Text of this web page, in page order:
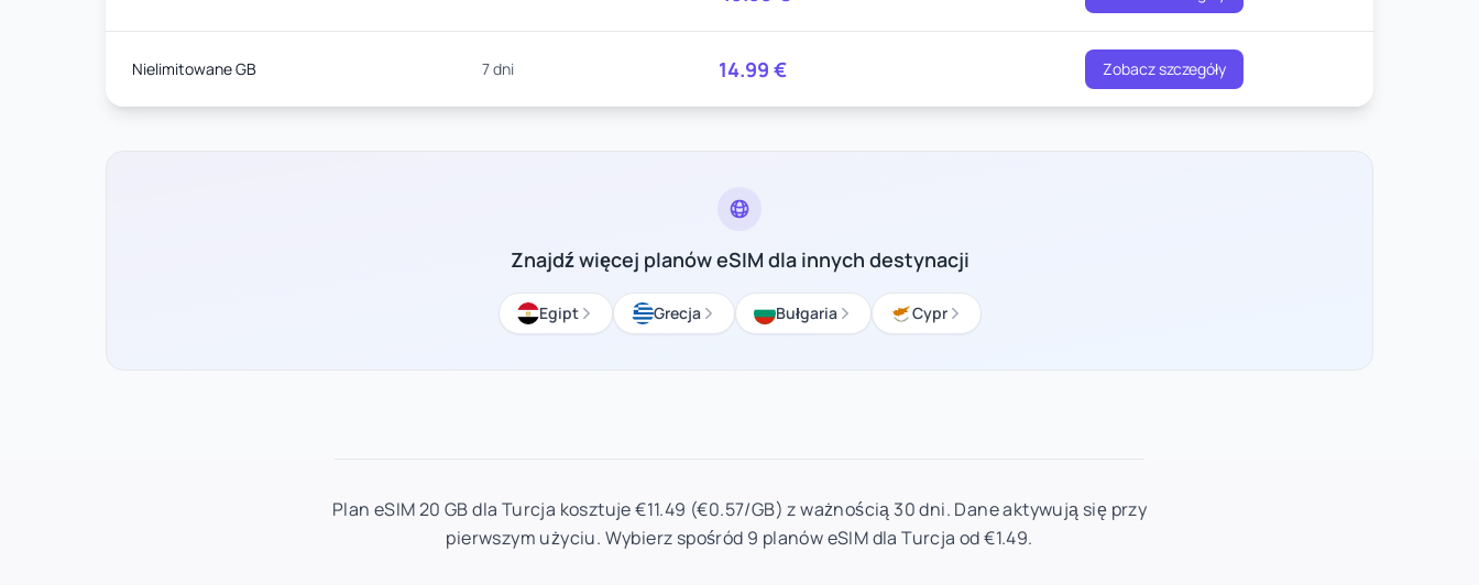
Nielimitowane GB 7 dni 14.99 € Zobacz szczegóły
Znajdź więcej planów eSIM dla innych destynacji
Egipt Grecja Bułgaria Cypr
Plan eSIM 20 GB dla Turcja kosztuje €11.49 (€0.57/GB) z ważnością 30 dni. Dane aktywują się przy
pierwszym użyciu. Wybierz spośród 9 planów eSIM dla Turcja od €1.49.